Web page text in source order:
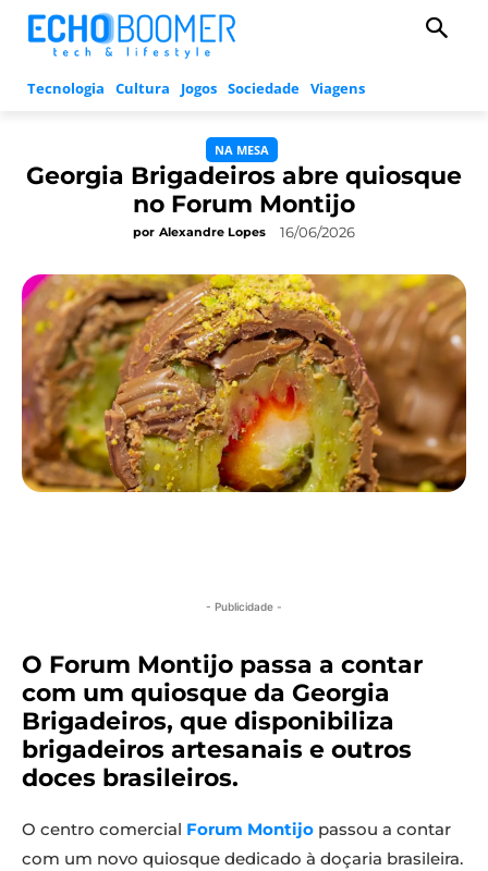
Tecnologia Cultura Jogos Sociedade Viagens
NA MESA
Georgia Brigadeiros abre quiosque
no Forum Montijo
por Alexandre Lopes 16/06/2026
- Publicidade -
O Forum Montijo passa a contar
com um quiosque da Georgia
Brigadeiros, que disponibiliza
brigadeiros artesanais e outros
doces brasileiros.
O centro comercial Forum Montijo passou a contar
com um novo quiosque dedicado à doçaria brasileira.